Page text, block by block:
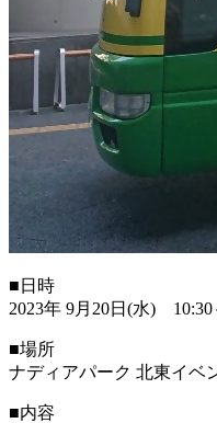
■日時
2023年 9月20日(水) 10:30
■場所
ナディアパーク 北東イベ
■内容